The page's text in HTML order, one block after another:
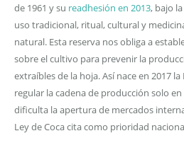
de 1961 y su readhesión en 2013, bajo
uso tradicional, ritual, cultural y
natural. Esta reserva nos obliga a
sobre el cultivo para prevenir la
extraíbles de la hoja. Así nace en 2017
regular la cadena de producción solo
dificulta la apertura de mercados
Ley de Coca cita como prioridad